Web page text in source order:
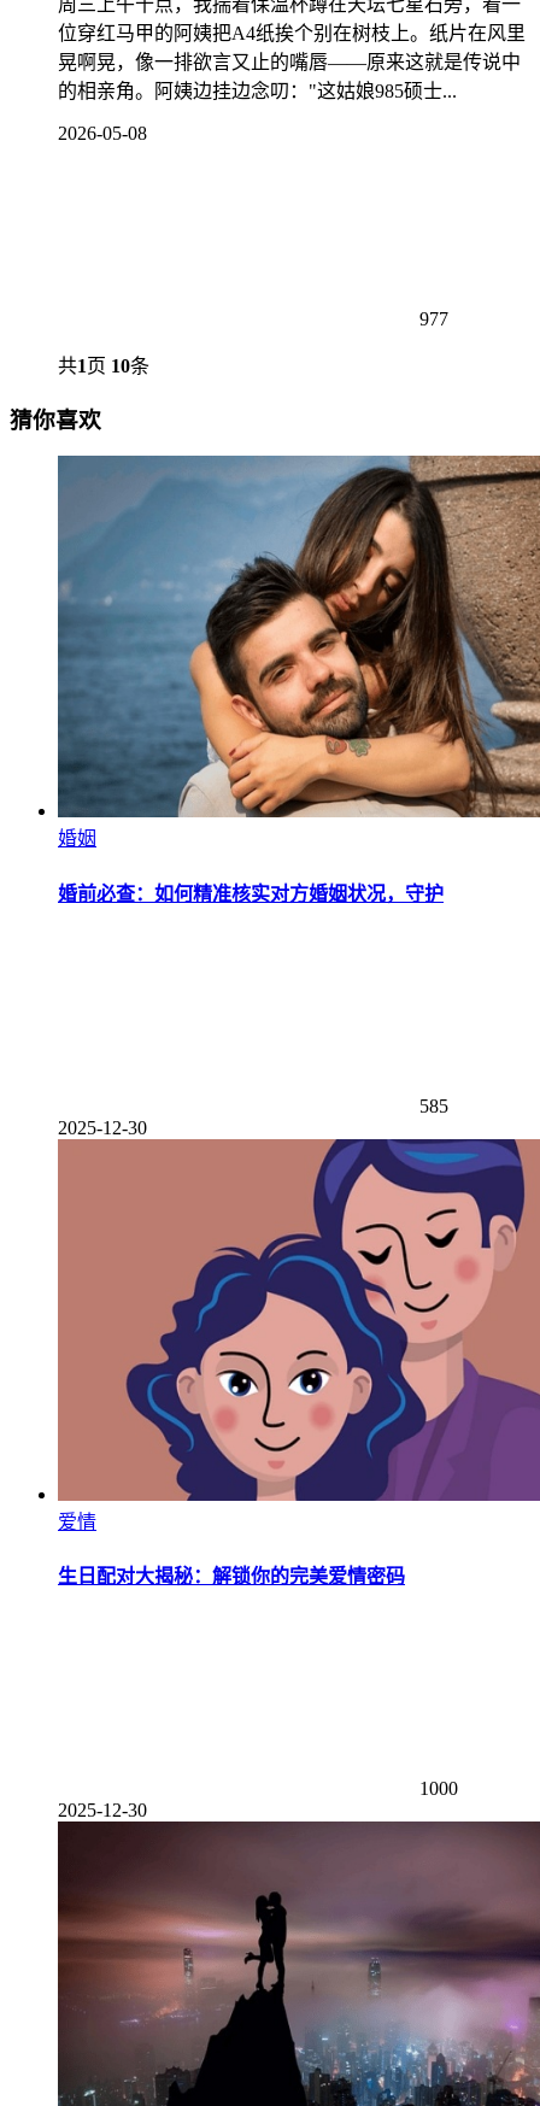
位穿红马甲的阿姨把A4纸挨个别在树枝上。纸片在风里
晃啊晃，像一排欲言又止的嘴唇——原来这就是传说中
的相亲角。阿姨边挂边念叨："这姑娘985硕士...
2026-05-08
977
共1页 10条
猜你喜欢
婚姻
婚前必查：如何精准核实对方婚姻状况，守护
585
2025-12-30
爱情
生日配对大揭秘：解锁你的完美爱情密码
1000
2025-12-30